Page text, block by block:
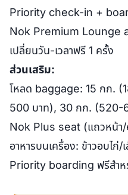
Priority check-in +
Nok Premium Lounge
เปลี่ยนวัน-เวลาฟรี 1 ครั้ง
ส่วนเสริม:
โหลด baggage: 15 กก.
500 บาท), 30 กก. (520-
Nok Plus seat (แถวหน้
อาหารบนเครื่อง: ข้าวอบไ
Priority boarding ฟรีสำ